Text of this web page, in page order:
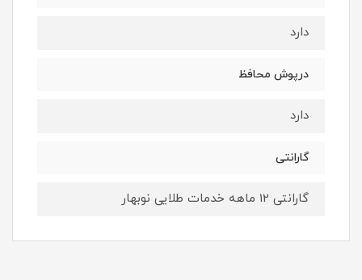
دارد
درپوش محافظ
دارد
گارانتی
گارانتی 12 ماهه خدمات طلایی نوبهار